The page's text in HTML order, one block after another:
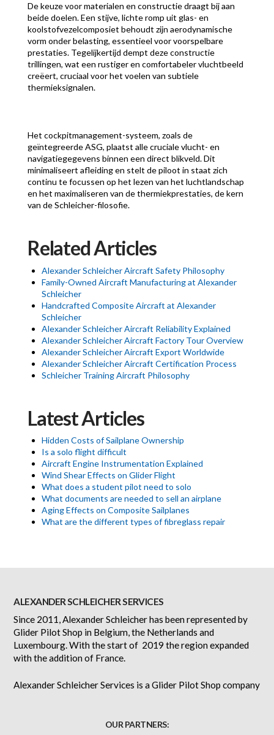
De keuze voor materialen en constructie draagt bij aan
beide doelen. Een stijve, lichte romp uit glas- en
koolstofvezelcomposiet behoudt zijn aerodynamische
vorm onder belasting, essentieel voor voorspelbare
prestaties. Tegelijkertijd dempt deze constructie
trillingen, wat een rustiger en comfortabeler vluchtbeeld
creëert, cruciaal voor het voelen van subtiele
thermieksignalen.
Het cockpitmanagement-systeem, zoals de
geïntegreerde ASG, plaatst alle cruciale vlucht- en
navigatiegegevens binnen een direct blikveld. Dit
minimaliseert afleiding en stelt de piloot in staat zich
continu te focussen op het lezen van het luchtlandschap
en het maximaliseren van de thermiekprestaties, de kern
van de Schleicher-filosofie.
Related Articles
Alexander Schleicher Aircraft Safety Philosophy
Family-Owned Aircraft Manufacturing at Alexander
Schleicher
Handcrafted Composite Aircraft at Alexander
Schleicher
Alexander Schleicher Aircraft Reliability Explained
Alexander Schleicher Aircraft Factory Tour Overview
Alexander Schleicher Aircraft Export Worldwide
Alexander Schleicher Aircraft Certification Process
Schleicher Training Aircraft Philosophy
Latest Articles
Hidden Costs of Sailplane Ownership
Is a solo flight difficult
Aircraft Engine Instrumentation Explained
Wind Shear Effects on Glider Flight
What does a student pilot need to solo
What documents are needed to sell an airplane
Aging Effects on Composite Sailplanes
What are the different types of fibreglass repair
ALEXANDER SCHLEICHER SERVICES
Since 2011, Alexander Schleicher has been represented by
Glider Pilot Shop in Belgium, the Netherlands and
Luxembourg. With the start of 2019 the region expanded
with the addition of France.
Alexander Schleicher Services is a Glider Pilot Shop company
OUR PARTNERS: